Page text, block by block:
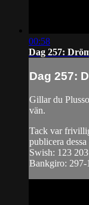
00:58
Dag 257:
Dag 257:
Gillar du
vän.
Tack var
publicera
Swish: 123
Bankgiro: 297-